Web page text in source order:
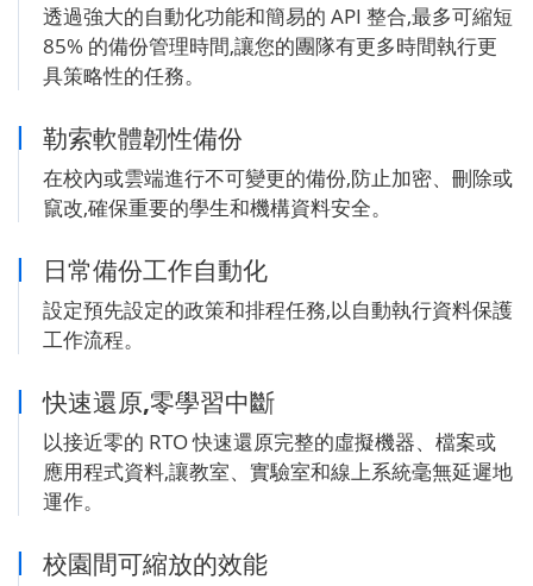
透過強大的自動化功能和簡易的 API 整合,最多可縮短
85% 的備份管理時間,讓您的團隊有更多時間執行更
具策略性的任務。
勒索軟體韌性備份
在校內或雲端進行不可變更的備份,防止加密、刪除或
竄改,確保重要的學生和機構資料安全。
日常備份工作自動化
設定預先設定的政策和排程任務,以自動執行資料保護
工作流程。
快速還原,零學習中斷
以接近零的 RTO 快速還原完整的虛擬機器、檔案或
應用程式資料,讓教室、實驗室和線上系統毫無延遲地
運作。
校園間可縮放的效能